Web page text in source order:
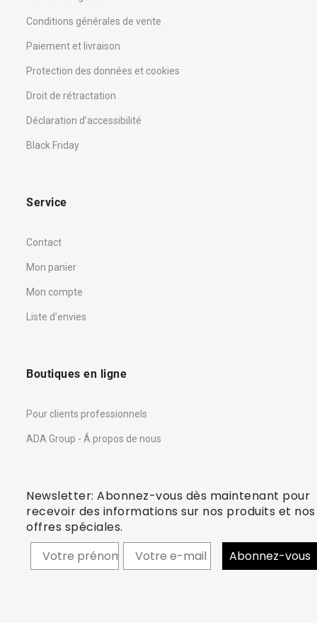
Conditions générales de vente
Paiement et livraison
Protection des données et cookies
Droit de rétractation
Déclaration d’accessibilité
Black Friday
Service
Contact
Mon panier
Mon compte
Liste d’envies
Boutiques en ligne
Pour clients professionnels
ADA Group - Á propos de nous
Newsletter: Abonnez-vous dès maintenant pour
recevoir des informations sur nos produits et nos
offres spéciales.
Prénom
Abonnez-vous